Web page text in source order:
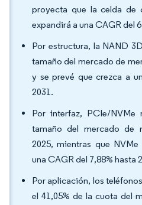
proyecta que la celda de
expandirá a una CAGR del
Por estructura, la NAND
tamaño del mercado de
y se prevé que crezca a
2031.
Por interfaz, PCIe/NVMe
tamaño del mercado de
2025, mientras que
una CAGR del 7,88% hasta
Por aplicación, los
el 41,05% de la cuota del